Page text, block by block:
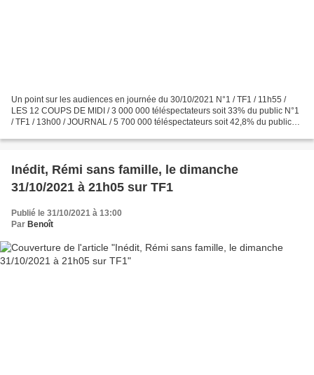
Un point sur les audiences en journée du 30/10/2021 N°1 / TF1 / 11h55 /
LES 12 COUPS DE MIDI / 3 000 000 téléspectateurs soit 33% du public N°1
/ TF1 / 13h00 / JOURNAL / 5 700 000 téléspectateurs soit 42,8% du public
Inédit, Rémi sans famille, le dimanche
31/10/2021 à 21h05 sur TF1
Publié le 31/10/2021 à 13:00
Par Benoît